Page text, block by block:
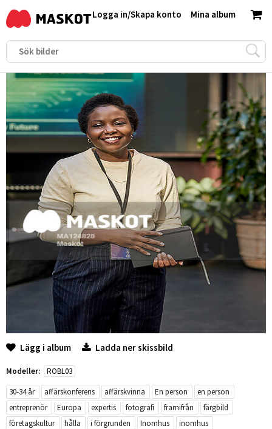
Mina album
Logga in/Skapa konto
Lägg i album Ladda ner skissbild
Modeller:
ROBL03
30-34 år
affärskonferens affärskvinna En person
en person
entreprenör
Europa expertis fotografi framifrån
färgbild
företagskultur
hålla i förgrunden Inomhus
inomhus